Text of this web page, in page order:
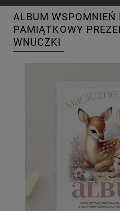
ALBUM WSPOMNIEŃ
PAMIĄTKOWY
WNUCZKI